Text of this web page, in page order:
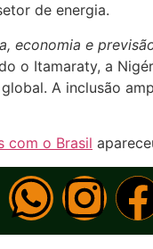
de energia.
economia e
o Itamaraty, a
A inclusão
com o Brasil